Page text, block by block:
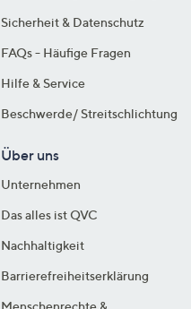
Sicherheit & Datenschutz
FAQs - Häufige Fragen
Hilfe & Service
Beschwerde/ Streitschlichtung
Über uns
Unternehmen
Das alles ist QVC
Nachhaltigkeit
Barrierefreiheitserklärung
Menschenrechte &